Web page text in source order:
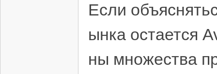
Если
ынка остается
ны множества